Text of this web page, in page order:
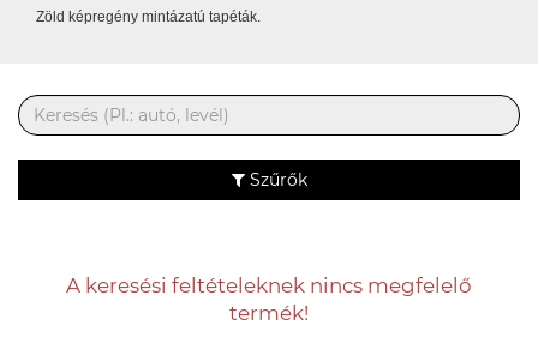
Zöld képregény mintázatú tapéták.
Szűrők
A keresési feltételeknek nincs megfelelő
termék!